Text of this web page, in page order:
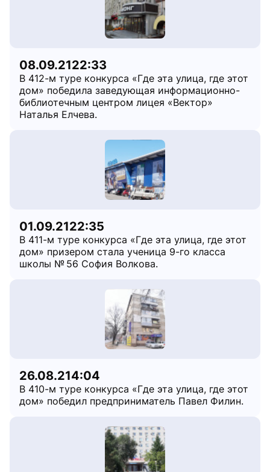
08.09.2122:33
В 412-м туре конкурса «Где эта улица, где этот
дом» победила заведующая информационно-
библиотечным центром лицея «Вектор»
Наталья Елчева.
01.09.2122:35
В 411-м туре конкурса «Где эта улица, где этот
дом» призером стала ученица 9-го класса
школы № 56 София Волкова.
26.08.214:04
В 410-м туре конкурса «Где эта улица, где этот
дом» победил предприниматель Павел Филин.